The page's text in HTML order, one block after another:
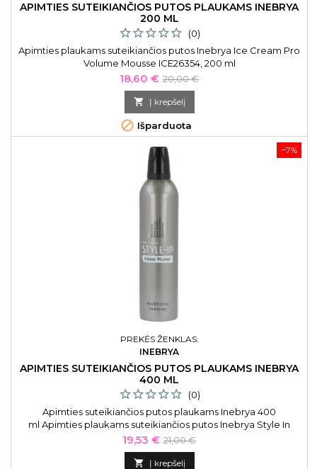
APIMTIES SUTEIKIANČIOS PUTOS PLAUKAMS INEBRYA
200 ML
(0)
Apimties plaukams suteikiančios putos Inebrya Ice Cream Pro
Volume Mousse ICE26354, 200 ml
Kaina
18,60 € Bazinė
kaina
20,00 €
 Į krepšelį
 Išparduota
−7%
PREKĖS ŽENKLAS:
INEBRYA
APIMTIES SUTEIKIANČIOS PUTOS PLAUKAMS INEBRYA
400 ML
(0)
Apimties suteikiančios putos plaukams Inebrya 400
ml Apimties plaukams suteikiančios putos Inebrya Style In
Volume Mousse ICE21025, 400 ml. Apimties suteikiančios putos
lengvai nuplaunamos šampūnu.
Kaina
19,53 € Bazinė
kaina
21,00 €
 Į krepšelį